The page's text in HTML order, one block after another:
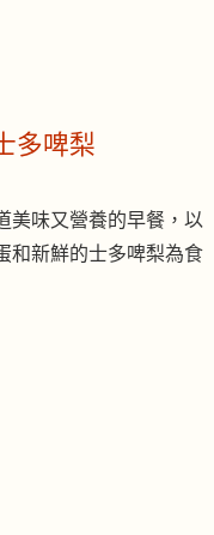
多啤梨
美味又營養的早餐，以
和新鮮的士多啤梨為食